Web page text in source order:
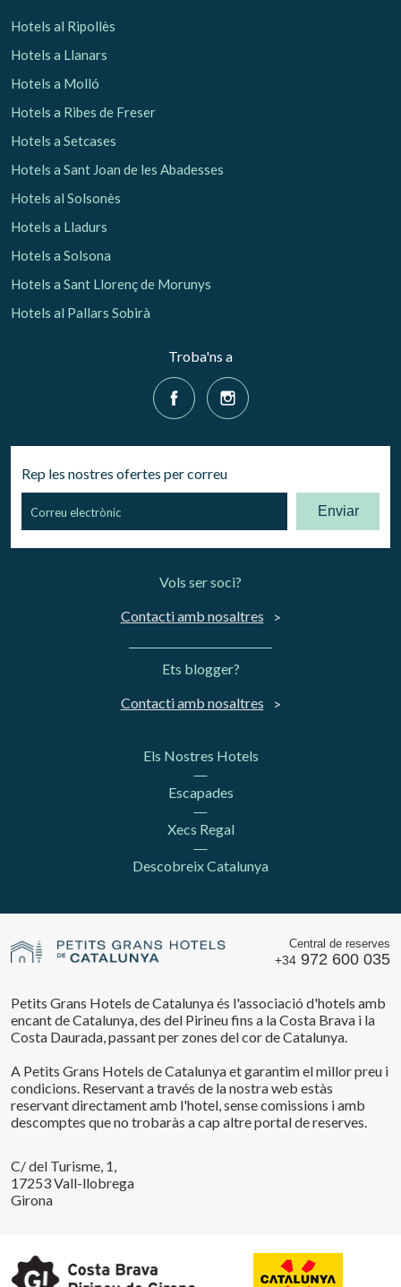
Hotels al Ripollès
Hotels a Llanars
Hotels a Molló
Hotels a Ribes de Freser
Hotels a Setcases
Hotels a Sant Joan de les Abadesses
Hotels al Solsonès
Hotels a Lladurs
Hotels a Solsona
Hotels a Sant Llorenç de Morunys
Hotels al Pallars Sobirà
Troba'ns a
Rep les nostres ofertes per correu
Enviar
Vols ser soci?
Contacti amb nosaltres
Ets blogger?
Contacti amb nosaltres
Els Nostres Hotels
Escapades
Xecs Regal
Descobreix Catalunya
Central de reserves
+34 972 600 035
Petits Grans Hotels de Catalunya és l'associació d'hotels amb
encant de Catalunya, des del Pirineu fins a la Costa Brava i la
Costa Daurada, passant per zones del cor de Catalunya.
A Petits Grans Hotels de Catalunya et garantim el millor preu i
condicions. Reservant a través de la nostra web estàs
reservant directament amb l'hotel, sense comissions i amb
descomptes que no trobaràs a cap altre portal de reserves.
C/ del Turisme, 1,
17253 Vall-llobrega
Girona